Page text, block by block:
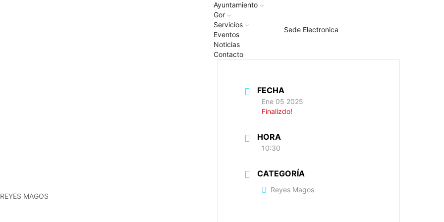
Ayuntamiento
Gor
Servicios
Eventos
Noticias
Contacto
Sede Electronica
MAGOS
FECHA
Ene 05 2025
Finalizdo!
HORA
10:30
CATEGORÍA
Reyes Magos